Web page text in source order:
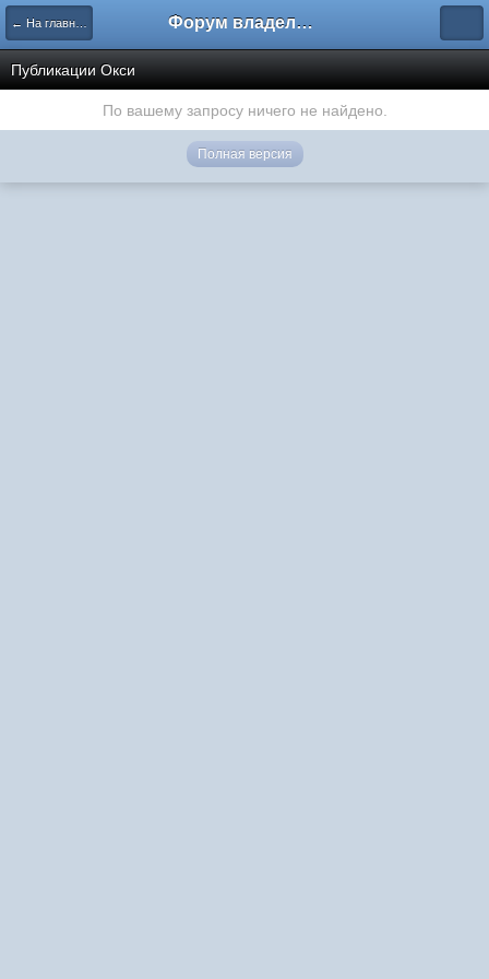
← На главную Форум владельцев интернет-магазинов
Публикации Окси
По вашему запросу ничего не найдено.
Полная версия